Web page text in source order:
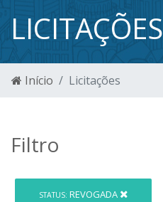
LICITAÇÕES
Início Licitações
Filtro
STATUS: REVOGADA